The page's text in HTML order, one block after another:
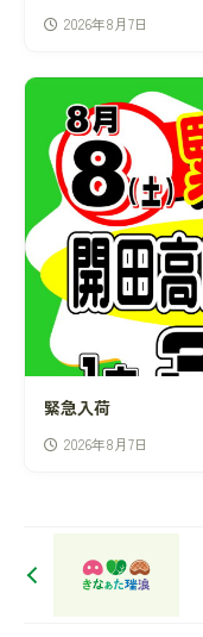
2026年8月7日
緊急入荷
2026年8月7日